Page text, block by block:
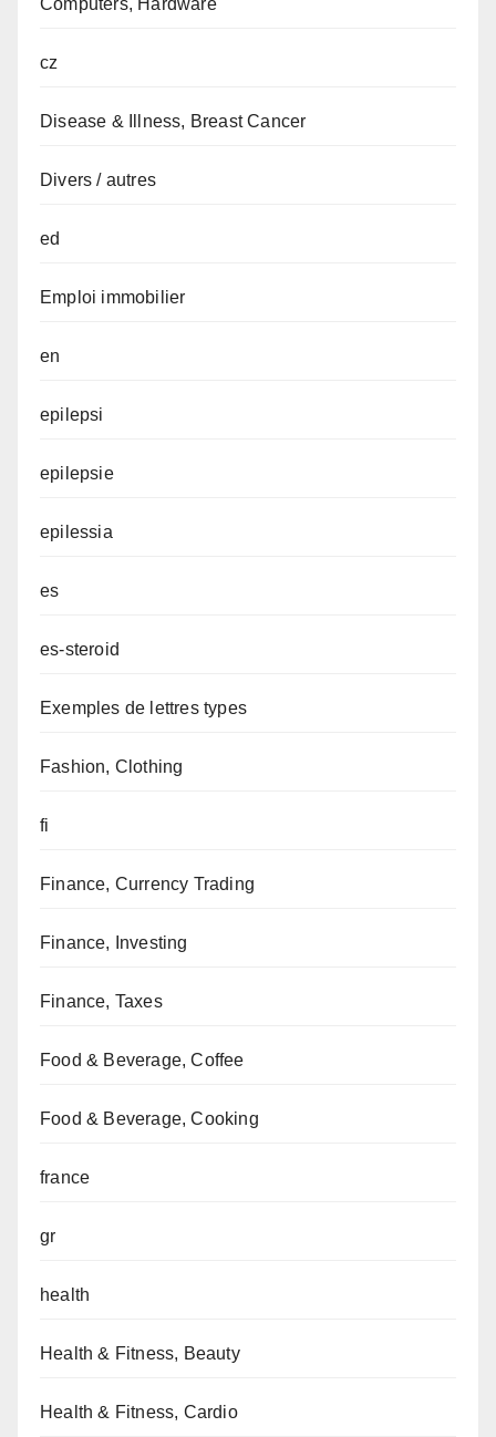
Computers, Hardware
cz
Disease & Illness, Breast Cancer
Divers / autres
ed
Emploi immobilier
en
epilepsi
epilepsie
epilessia
es
es-steroid
Exemples de lettres types
Fashion, Clothing
fi
Finance, Currency Trading
Finance, Investing
Finance, Taxes
Food & Beverage, Coffee
Food & Beverage, Cooking
france
gr
health
Health & Fitness, Beauty
Health & Fitness, Cardio